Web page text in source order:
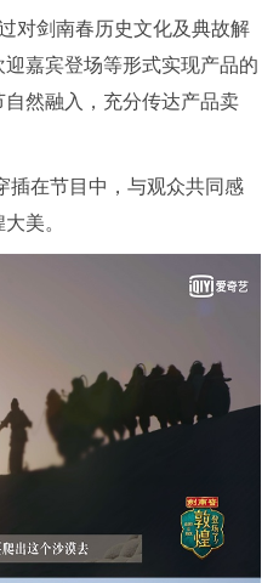
对剑南春历史文化及典故解
嘉宾登场等形式实现产品的
然融入，充分传达产品卖
插在节目中，与观众共同感
美。